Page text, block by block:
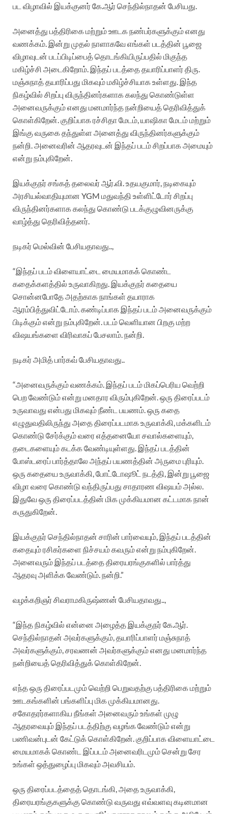
பட விழாவில் இயக்குனர் கே.ஆர் செந்தில்நாதன் பேசியது.
அனைத்து பத்திரிகை மற்றும் ஊடக நண்பர்களுக்கும் எனது
வணக்கம். இன்று முதல் நாளாகவே எங்கள் படத்தின் பூஜை
விழாவுடன் படப்பிடிப்பைத் தொடங்கியிருப்பதில் மிகுந்த
மகிழ்ச்சி அடைகிறோம். இந்தப் படத்தை தயாரிப்பாளர் திரு.
மஞ்சுநாத் தயாரிப்பது மிகவும் மகிழ்ச்சியாக உள்ளது. இந்த
நிகழ்வில் சிறப்பு விருந்தினர்களாக கலந்து கொண்டுள்ள
அனைவருக்கும் எனது மனமார்ந்த நன்றியைத் தெரிவித்துக்
கொள்கிறேன். குறிப்பாக ரச்சிதா மேடம், யாஷிகா மேடம் மற்றும்
இங்கு வருகை தந்துள்ள அனைத்து விருந்தினர்களுக்கும்
நன்றி. அனைவரின் ஆதரவுடன் இந்தப் படம் சிறப்பாக அமையும்
என்று நம்புகிறேன்.
இயக்குநர் சங்கத் தலைவர் ஆர்.வி. உதயகுமார், நடிகையும்
அரசியல்வாதியுமான YGM மதுவந்தி உள்ளிட்டோர் சிறப்பு
விருந்தினர்களாக கலந்து கொண்டு படக்குழுவினருக்கு
வாழ்த்து தெரிவித்தனர்.
நடிகர் மெல்வின் பேசியதாவது..,
“இந்தப் படம் விளையாட்டை மையமாகக் கொண்ட
கதைக்களத்தில் உருவாகிறது. இயக்குநர் கதையை
சொன்னபோதே அதற்காக நாங்கள் தயாராக
ஆரம்பித்துவிட்டோம். கண்டிப்பாக இந்தப் படம் அனைவருக்கும்
பிடிக்கும் என்று நம்புகிறேன். படம் வெளியான பிறகு மற்ற
விஷயங்களை விரிவாகப் பேசலாம். நன்றி.
நடிகர் அமித் பார்கவ் பேசியதாவது..
“அனைவருக்கும் வணக்கம். இந்தப் படம் மிகப்பெரிய வெற்றி
பெற வேண்டும் என்று மனதார விரும்புகிறேன். ஒரு திரைப்படம்
உருவாவது என்பது மிகவும் நீண்ட பயணம். ஒரு கதை
எழுதுவதிலிருந்து அதை திரைப்படமாக உருவாக்கி, மக்களிடம்
கொண்டு சேர்க்கும் வரை எத்தனையோ சவால்களையும்,
தடைகளையும் கடக்க வேண்டியுள்ளது. இந்தப் படத்தின்
போஸ்டரைப் பார்த்தாலே அந்தப் பயணத்தின் அருமை புரியும்.
ஒரு கதையை உருவாக்கி, போட்டோஷூட் நடத்தி, இன்று பூஜை
விழா வரை கொண்டு வந்திருப்பது சாதாரண விஷயம் அல்ல.
இதுவே ஒரு திரைப்படத்தின் மிக முக்கியமான கட்டமாக நான்
கருதுகிறேன்.
இயக்குநர் செந்தில்நாதன் சாரின் பார்வையும், இந்தப் படத்தின்
கதையும் ரசிகர்களை நிச்சயம் கவரும் என்று நம்புகிறேன்.
அனைவரும் இந்தப் படத்தை திரையரங்குகளில் பார்த்து
ஆதரவு அளிக்க வேண்டும். நன்றி.”
வழக்கறிஞர் சிவராமகிருஷ்ணன் பேசியதாவது..,
“இந்த நிகழ்வில் என்னை அழைத்த இயக்குநர் கே.ஆர்.
செந்தில்நாதன் அவர்களுக்கும், தயாரிப்பாளர் மஞ்சுநாத்
அவர்களுக்கும், சரவணன் அவர்களுக்கும் எனது மனமார்ந்த
நன்றியைத் தெரிவித்துக் கொள்கிறேன்.
எந்த ஒரு திரைப்படமும் வெற்றி பெறுவதற்கு பத்திரிகை மற்றும்
ஊடகங்களின் பங்களிப்பு மிக முக்கியமானது.
சகோதரர்களாகிய நீங்கள் அனைவரும் உங்கள் முழு
ஆதரவையும் இந்தப் படத்திற்கு வழங்க வேண்டும் என்று
பணிவன்புடன் கேட்டுக் கொள்கிறேன். குறிப்பாக விளையாட்டை
மையமாகக் கொண்ட இப்படம் அனைவரிடமும் சென்று சேர
உங்கள் ஒத்துழைப்பு மிகவும் அவசியம்.
ஒரு திரைப்படத்தைத் தொடங்கி, அதை உருவாக்கி,
திரையரங்குகளுக்கு கொண்டு வருவது எவ்வளவு கடினமான